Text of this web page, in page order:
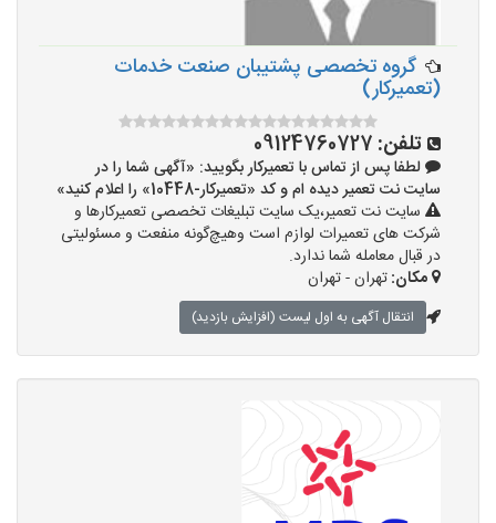
گروه تخصصی پشتیبان صنعت خدمات
(تعمیرکار)
تلفن: 09124760727
لطفا پس از تماس با تعمیرکار بگویید: «آگهی شما را در
سایت نت تعمیر دیده ام و کد «تعمیرکار-10448» را اعلام کنید»
سایت نت تعمیر،یک سایت تبلیغات تخصصی تعمیرکارها و
شرکت های تعمیرات لوازم است وهیچ‌گونه منفعت و مسئولیتی
در قبال معامله شما ندارد.
مکان:تهران - تهران
انتقال آگهی به اول لیست (افزایش بازدید)